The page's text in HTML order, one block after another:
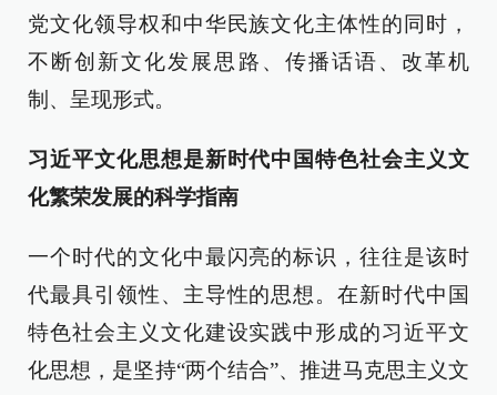
党文化领导权和中华民族文化主体性的同时，
不断创新文化发展思路、传播话语、改革机
制、呈现形式。
习近平文化思想是新时代中国特色社会主义文
化繁荣发展的科学指南
一个时代的文化中最闪亮的标识，往往是该时
代最具引领性、主导性的思想。在新时代中国
特色社会主义文化建设实践中形成的习近平文
化思想，是坚持“两个结合”、推进马克思主义文